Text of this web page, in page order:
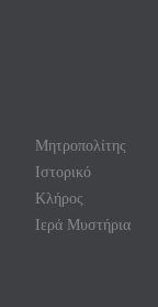
Μητροπολίτης
Ιστορικό
Κλήρος
Ιερά Μυστήρια